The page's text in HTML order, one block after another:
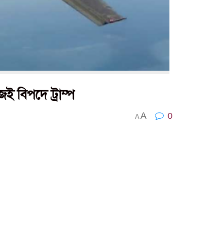
বিপদে ট্রাম্প
AA 0